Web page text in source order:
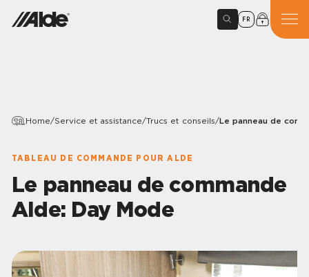
FR
Home/Service et assistance/Trucs et conseils/Le panneau de
TABLEAU DE COMMANDE POUR ALDE
Le panneau de commande
Alde: Day Mode